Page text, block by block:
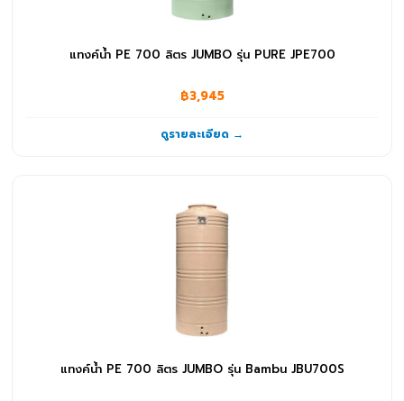
แทงค์น้ำ PE 700 ลิตร JUMBO รุ่น PURE JPE700
฿3,945
ดูรายละเอียด →
แทงค์น้ำ PE 700 ลิตร JUMBO รุ่น Bambu JBU700S